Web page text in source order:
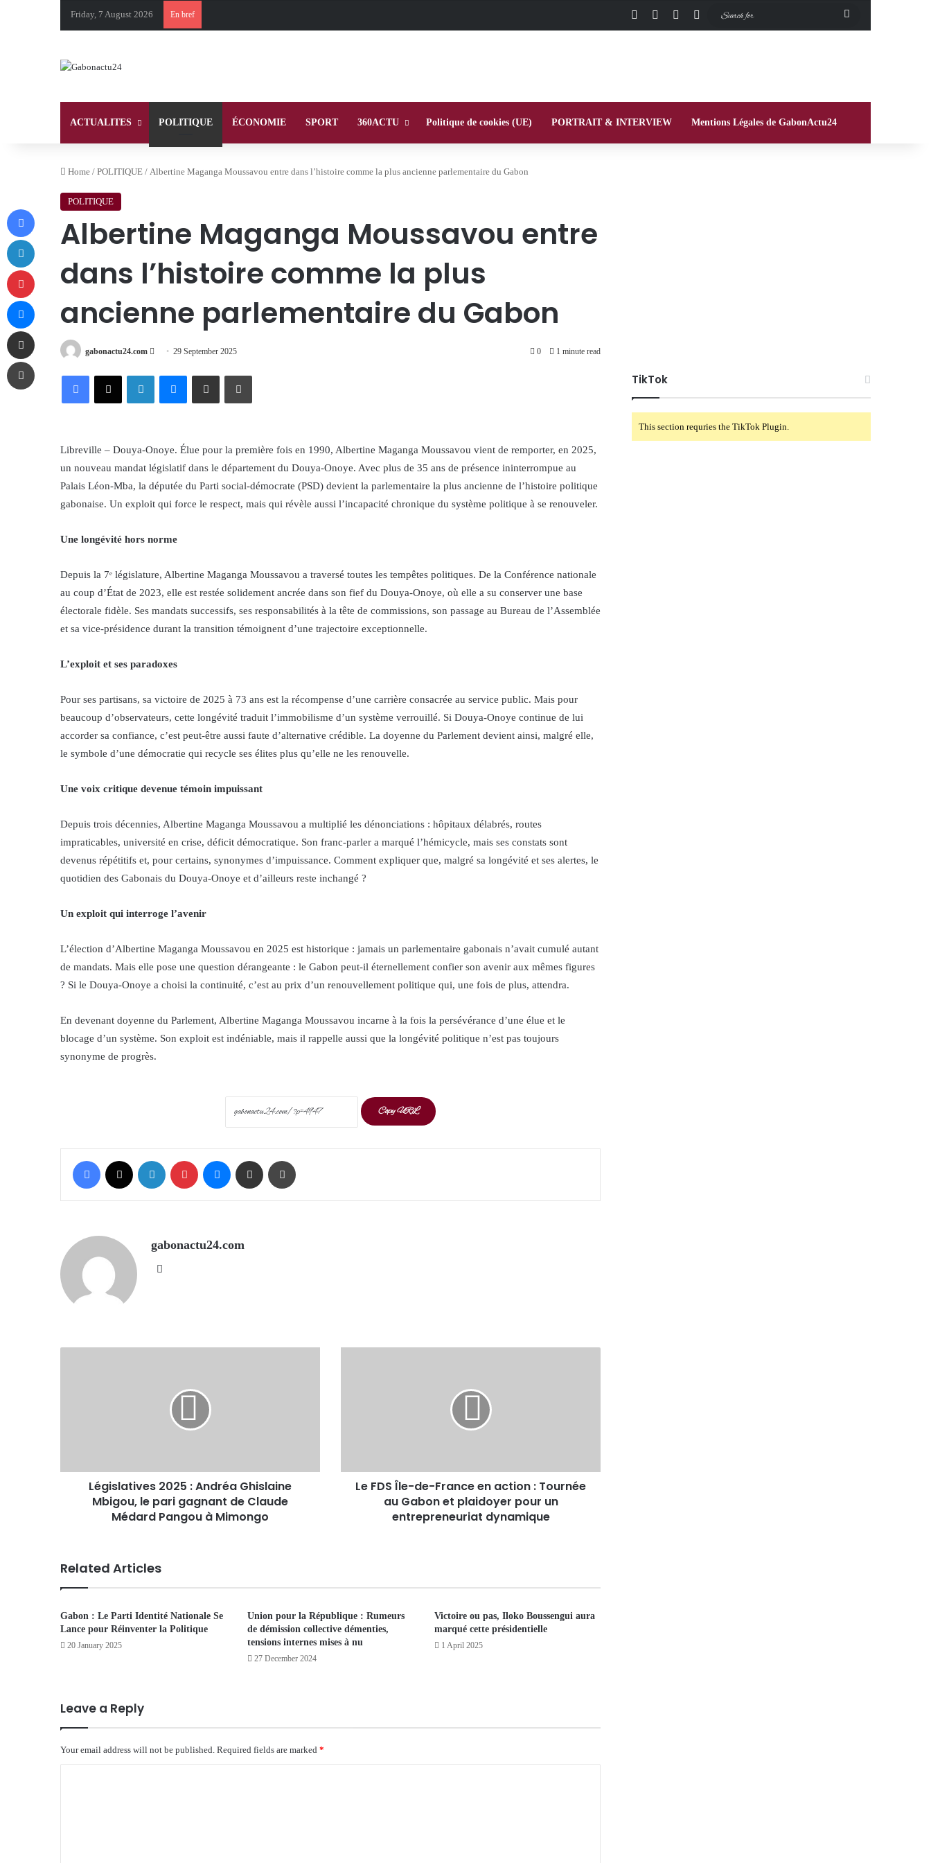
Friday, 7 August 2026 En bref Facebook InstagramSwitch skin
ACTUALITES POLITIQUE ÉCONOMIE SPORT 360ACTU Politique de cookies (UE) PORTRAIT & INTERVIEW Mentions Légales de GabonActu24
Home / POLITIQUE / Albertine Maganga Moussavou entre dans l’histoire comme la plus ancienne parlementaire du Gabon
POLITIQUE
Albertine Maganga Moussavou entre
dans l’histoire comme la plus
ancienne parlementaire du Gabon
gabonactu24.com
Send 29 September 2025 0 1 minute read
FacebookX LinkedInMessengerShare via Email Print
Libreville – Douya-Onoye. Élue pour la première fois en 1990, Albertine Maganga Moussavou vient de remporter, en 2025,
un nouveau mandat législatif dans le département du Douya-Onoye. Avec plus de 35 ans de présence ininterrompue au
Palais Léon-Mba, la députée du Parti social-démocrate (PSD) devient la parlementaire la plus ancienne de l’histoire politique
gabonaise. Un exploit qui force le respect, mais qui révèle aussi l’incapacité chronique du système politique à se renouveler.
Une longévité hors norme
Depuis la 7ᵉ législature, Albertine Maganga Moussavou a traversé toutes les tempêtes politiques. De la Conférence nationale
au coup d’État de 2023, elle est restée solidement ancrée dans son fief du Douya-Onoye, où elle a su conserver une base
électorale fidèle. Ses mandats successifs, ses responsabilités à la tête de commissions, son passage au Bureau de l’Assemblée
et sa vice-présidence durant la transition témoignent d’une trajectoire exceptionnelle.
L’exploit et ses paradoxes
Pour ses partisans, sa victoire de 2025 à 73 ans est la récompense d’une carrière consacrée au service public. Mais pour
beaucoup d’observateurs, cette longévité traduit l’immobilisme d’un système verrouillé. Si Douya-Onoye continue de lui
accorder sa confiance, c’est peut-être aussi faute d’alternative crédible. La doyenne du Parlement devient ainsi, malgré elle,
le symbole d’une démocratie qui recycle ses élites plus qu’elle ne les renouvelle.
Une voix critique devenue témoin impuissant
Depuis trois décennies, Albertine Maganga Moussavou a multiplié les dénonciations : hôpitaux délabrés, routes
impraticables, université en crise, déficit démocratique. Son franc-parler a marqué l’hémicycle, mais ses constats sont
devenus répétitifs et, pour certains, synonymes d’impuissance. Comment expliquer que, malgré sa longévité et ses alertes, le
quotidien des Gabonais du Douya-Onoye et d’ailleurs reste inchangé ?
Un exploit qui interroge l’avenir
L’élection d’Albertine Maganga Moussavou en 2025 est historique : jamais un parlementaire gabonais n’avait cumulé autant
de mandats. Mais elle pose une question dérangeante : le Gabon peut-il éternellement confier son avenir aux mêmes figures
? Si le Douya-Onoye a choisi la continuité, c’est au prix d’un renouvellement politique qui, une fois de plus, attendra.
En devenant doyenne du Parlement, Albertine Maganga Moussavou incarne à la fois la persévérance d’une élue et le
blocage d’un système. Son exploit est indéniable, mais il rappelle aussi que la longévité politique n’est pas toujours
synonyme de progrès.
Copy URL
Facebook LinkedIn Pinterest Messenger Share via Email
gabonactu24.com
Législatives 2025 : Andréa Ghislaine
Mbigou, le pari gagnant de Claude
Médard Pangou à Mimongo
Le FDS Île-de-France en action : Tournée
au Gabon et plaidoyer pour un
entrepreneuriat dynamique
Related Articles
Gabon : Le Parti Identité Nationale Se
Lance pour Réinventer la Politique
20 January 2025
Union pour la République : Rumeurs
de démission collective démenties,
tensions internes mises à nu
27 December 2024
Victoire ou pas, Iloko Boussengui aura
marqué cette présidentielle
1 April 2025
Leave a Reply
Your email address will not be published. Required fields are marked *
TikTok
This section requries the TikTok Plugin.
Facebook
LinkedIn
Pinterest